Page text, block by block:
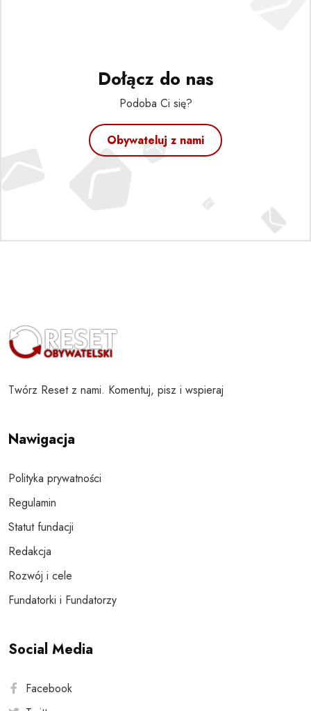
Dołącz do nas
Podoba Ci się?
Obywateluj z nami
Twórz Reset z nami. Komentuj, pisz i wspieraj
Nawigacja
Polityka prywatności
Regulamin
Statut fundacji
Redakcja
Rozwój i cele
Fundatorki i Fundatorzy
Social Media
Facebook